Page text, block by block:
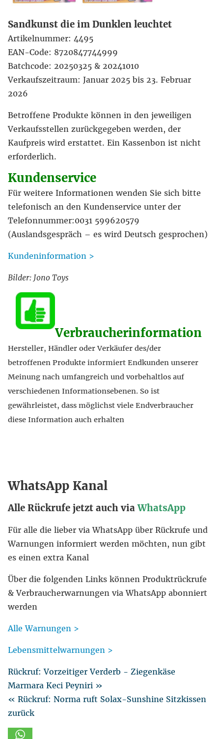
Sandkunst die im Dunklen leuchtet
Artikelnummer: 4495
EAN-Code: 8720847744999
Batchcode: 20250325 & 20241010
Verkaufszeitraum: Januar 2025 bis 23. Februar
2026
Betroffene Produkte können in den jeweiligen
Verkaufsstellen zurückgegeben werden, der
Kaufpreis wird erstattet. Ein Kassenbon ist nicht
erforderlich.
Kundenservice
Für weitere Informationen wenden Sie sich bitte
telefonisch an den Kundenservice unter der
Telefonnummer:0031 599620579
(Auslandsgespräch – es wird Deutsch gesprochen)
Kundeninformation >
Bilder: Jono Toys
Verbraucherinformation
Hersteller, Händler oder Verkäufer des/der
betroffenen Produkte informiert Endkunden unserer
Meinung nach umfangreich und vorbehaltlos auf
verschiedenen Informationsebenen. So ist
gewährleistet, dass möglichst viele Endverbraucher
diese Information auch erhalten
WhatsApp Kanal
Alle Rückrufe jetzt auch viaWhatsApp
Für alle die lieber via WhatsApp über Rückrufe und
Warnungen informiert werden möchten, nun gibt
es einen extra Kanal
Über die folgenden Links können Produktrückrufe
& Verbraucherwarnungen via WhatsApp abonniert
werden
Alle Warnungen >
Lebensmittelwarnungen >
Rückruf: Vorzeitiger Verderb - Ziegenkäse
Marmara Keci Peyniri »
« Rückruf: Norma ruft Solax-Sunshine Sitzkissen
zurück